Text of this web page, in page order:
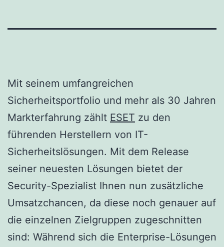
Mit seinem umfangreichen
Sicherheitsportfolio und mehr als 30 Jahren
Markterfahrung zählt ESET zu den
führenden Herstellern von IT-
Sicherheitslösungen. Mit dem Release
seiner neuesten Lösungen bietet der
Security-Spezialist Ihnen nun zusätzliche
Umsatzchancen, da diese noch genauer auf
die einzelnen Zielgruppen zugeschnitten
sind: Während sich die Enterprise-Lösungen